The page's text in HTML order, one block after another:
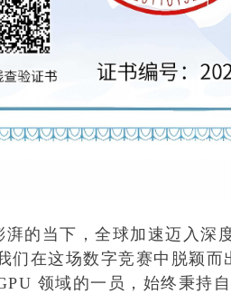
的当下，全球加速迈入深
们在这场数字竞赛中脱颖而
领域的一员，始终秉持